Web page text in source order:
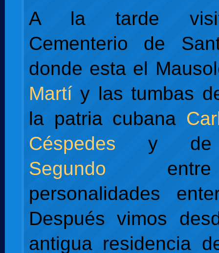
A la tarde
Cementerio de
donde esta el
Martíy las tumbas
la patria cubana
Céspedes y
Segundo entre
personalidades
Después vimos
antigua residencia